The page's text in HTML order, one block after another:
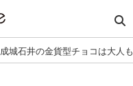
成城石井の金貨型チョコは大人